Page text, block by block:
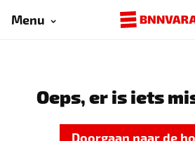
Menu
Oeps, er is iets
Doorgaan naar de